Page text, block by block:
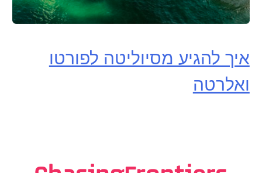
איך להגיע מסיוליטה לפורטו
ואלרטה